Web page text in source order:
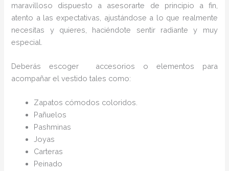
maravilloso dispuesto a asesorarte de principio a fin,
atento a las expectativas, ajustándose a lo que realmente
necesitas y quieres, haciéndote sentir radiante y muy
especial.
Deberás escoger accesorios o elementos para
acompañar el vestido tales como:
Zapatos cómodos coloridos.
Pañuelos
Pashminas
Joyas
Carteras
Peinado